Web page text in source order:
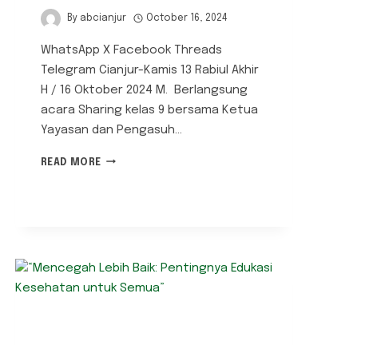
By abcianjur October 16, 2024
WhatsApp X Facebook Threads
Telegram Cianjur-Kamis 13 Rabiul Akhir
H / 16 Oktober 2024 M. Berlangsung
acara Sharing kelas 9 bersama Ketua
Yayasan dan Pengasuh…
READ MORE “DARI
MENCIPTAKAN
KONEKSI!”